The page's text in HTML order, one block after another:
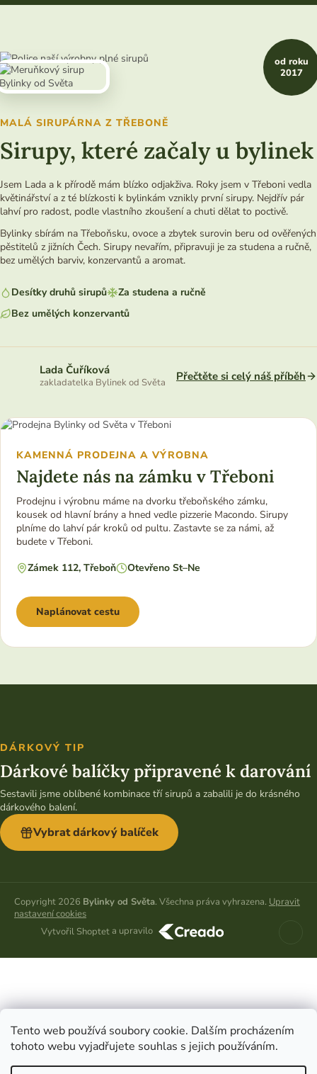
Tento web používá soubory cookie. Dalším procházením
tohoto webu vyjadřujete souhlas s jejich používáním.
MALÁ SIRUPÁRNA Z TŘEBONĚ
Sirupy, které začaly u bylinek
Jsem Lada a k přírodě mám blízko odjakživa. Roky jsem v Třeboni vedla
květinářství a z té blízkosti k bylinkám vznikly první sirupy. Nejdřív pár
lahví pro radost, podle vlastního zkoušení a chuti dělat to poctivě.
Bylinky sbírám na Třeboňsku, ovoce a zbytek surovin beru od ověřených
pěstitelů z jižních Čech. Sirupy nevařím, připravuji je za studena a ručně,
bez umělých barviv, konzervantů a aromat.
Desítky druhů sirupů
Za studena a ručně
Bez umělých konzervantů
Lada Čuříková
zakladatelka Bylinek od Světa Přečtěte si celý náš příběh
od roku
2017
KAMENNÁ PRODEJNA A VÝROBNA
Najdete nás na zámku v Třeboni
Prodejnu i výrobnu máme na dvorku třeboňského zámku,
kousek od hlavní brány a hned vedle pizzerie Macondo. Sirupy
plníme do lahví pár kroků od pultu. Zastavte se za námi, až
budete v Třeboni.
Zámek 112, Třeboň
Otevřeno St–Ne
Naplánovat cestu
DÁRKOVÝ TIP
Dárkové balíčky připravené k darování
Sestavili jsme oblíbené kombinace tří sirupů a zabalili je do krásného
dárkového balení.
Vybrat dárkový balíček
Vytvořil Shopteta upravilo
Copyright 2026 Bylinky od Světa. Všechna práva vyhrazena. Upravit
nastavení cookies